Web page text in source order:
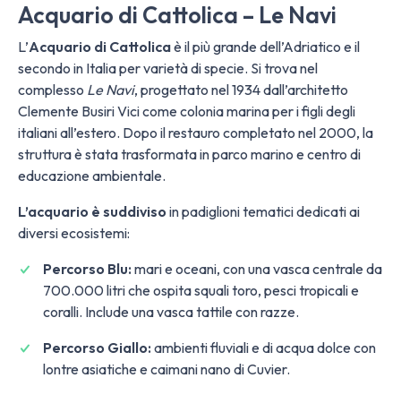
Acquario di Cattolica – Le Navi
L’Acquario di Cattolicaè il più grande dell’Adriatico e il
secondo in Italia per varietà di specie. Si trova nel
complesso Le Navi, progettato nel 1934 dall’architetto
Clemente Busiri Vici come colonia marina per i figli degli
italiani all’estero. Dopo il restauro completato nel 2000, la
struttura è stata trasformata in parco marino e centro di
educazione ambientale.
L’acquario è suddiviso in padiglioni tematici dedicati ai
diversi ecosistemi:
Percorso Blu: mari e oceani, con una vasca centrale da
700.000 litri che ospita squali toro, pesci tropicali e
coralli. Include una vasca tattile con razze.
Percorso Giallo: ambienti fluviali e di acqua dolce con
lontre asiatiche e caimani nano di Cuvier.